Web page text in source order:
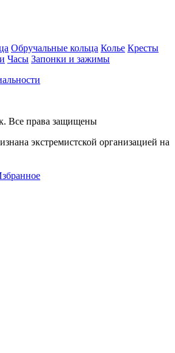
Обручальные кольца Колье Кресты
Часы Запонки и зажимы
Все права защищены
экстремистской организацией на